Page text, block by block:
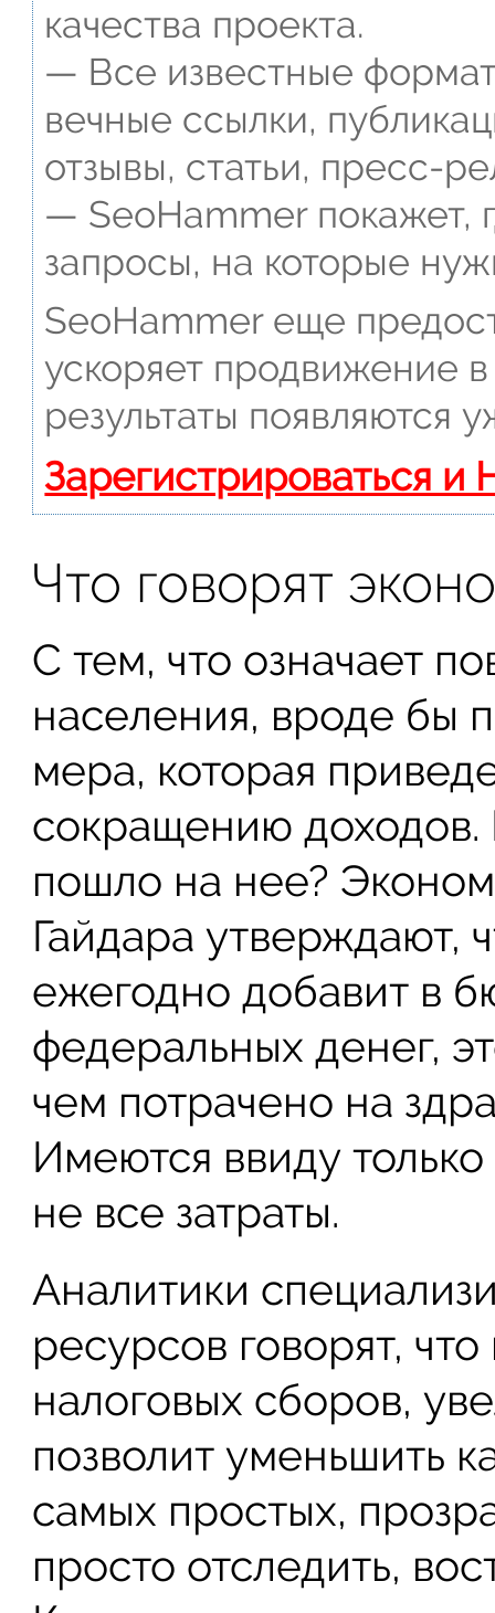
качества проекта.
— Все известные
вечные ссылки,
отзывы, статьи, пресс-
— SeoHammer покажет,
запросы, на которые
SeoHammer еще
ускоряет продвижение
результаты появляются
Зарегистрироваться и
Что говорят
С тем, что означает
населения, вроде бы
мера, которая
сокращению доходов.
пошло на нее?
Гайдара утверждают,
ежегодно добавит в
федеральных денег,
чем потрачено на
Имеются ввиду
не все затраты.
Аналитики
ресурсов говорят,
налоговых сборов,
позволит уменьшить
самых простых,
просто отследить,